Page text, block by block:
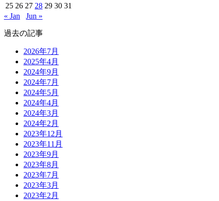
25 26 27 28 29 30 31
« Jan
Jun »
過去の記事
2026年7月
2025年4月
2024年9月
2024年7月
2024年5月
2024年4月
2024年3月
2024年2月
2023年12月
2023年11月
2023年9月
2023年8月
2023年7月
2023年3月
2023年2月